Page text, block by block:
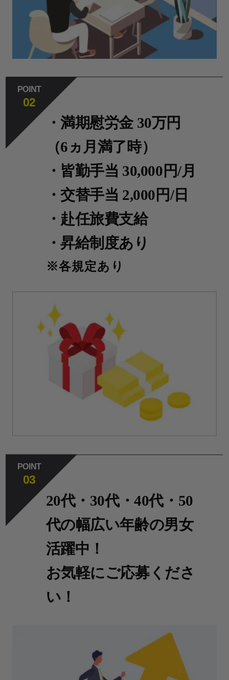
POINT
02
・満期慰労金 30万円
（6ヵ月満了時）
・皆勤手当 30,000円/月
・交替手当 2,000円/日
・赴任旅費支給
・昇給制度あり
各規定あり
POINT
03
20代・30代・40代・50
代の幅広い年齢の男女
活躍中！
お気軽にご応募くださ
い！